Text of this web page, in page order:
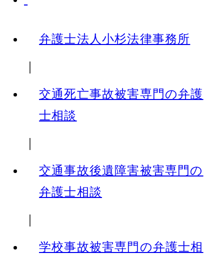
弁護士法人小杉法律事務所
交通死亡事故被害専門の弁護
士相談
交通事故後遺障害被害専門の
弁護士相談
学校事故被害専門の弁護士相